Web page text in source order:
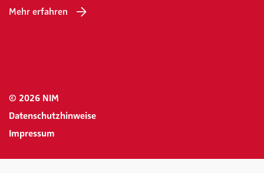
Mehr erfahren
© 2026 NIM
Datenschutzhinweise
Impressum